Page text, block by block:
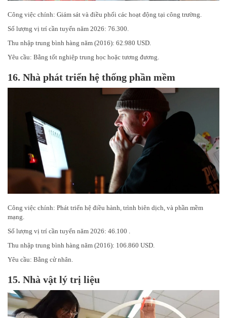
Công việc chính: Giám sát và điều phối các hoạt động tại công trường.
Số lượng vị trí cần tuyển năm 2026: 76.300.
Thu nhập trung bình hàng năm (2016): 62.980 USD.
Yêu cầu: Bằng tốt nghiệp trung học hoặc tương đương.
16. Nhà phát triển hệ thống phần mềm
Công việc chính: Phát triển hệ điều hành, trình biên dịch, và phần mềm
mạng.
Số lượng vị trí cần tuyển năm 2026: 46.100 .
Thu nhập trung bình hàng năm (2016): 106.860 USD.
Yêu cầu: Bằng cử nhân.
15. Nhà vật lý trị liệu